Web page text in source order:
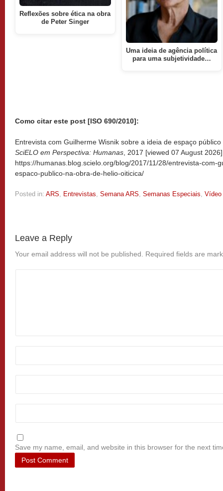
Reflexões sobre ética na obra
de Peter Singer
Uma ideia de agência política
para uma subjetividade…
Como citar este post [ISO 690/2010]:
Entrevista com Guilherme Wisnik sobre a ideia de espaço
SciELO em Perspectiva: Humanas , 2017 [viewed 07 August
https://humanas.blog.scielo.org/blog/2017/11/28/entrevista-com-
espaco-publico-na-obra-de-helio-oiticica/
Posted in: ARS, Entrevistas, Semana ARS, Semanas Especiais, Vídeo
Leave a Reply
Your email address will not be published. Required fields are
Save my name, email, and website in this browser for the next